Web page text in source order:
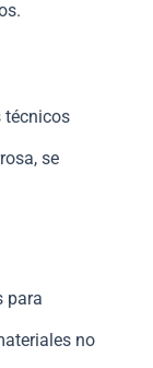
técnicos
se
para
no